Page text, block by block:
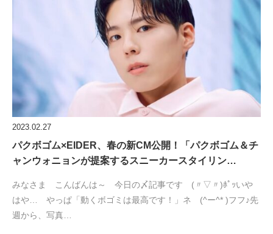
2023.02.27
パクボゴム×EIDER、春の新CM公開！「パクボゴム＆チ
ャンウォニョンが提案するスニーカースタイリン…
みなさま こんばんは～ 今日の〆記事です (〃▽〃)ﾎﾟｯいや
はや… やっぱ「動くボゴミは最高です！」ネ (^ー^* )フフ♪先
週から、写真…